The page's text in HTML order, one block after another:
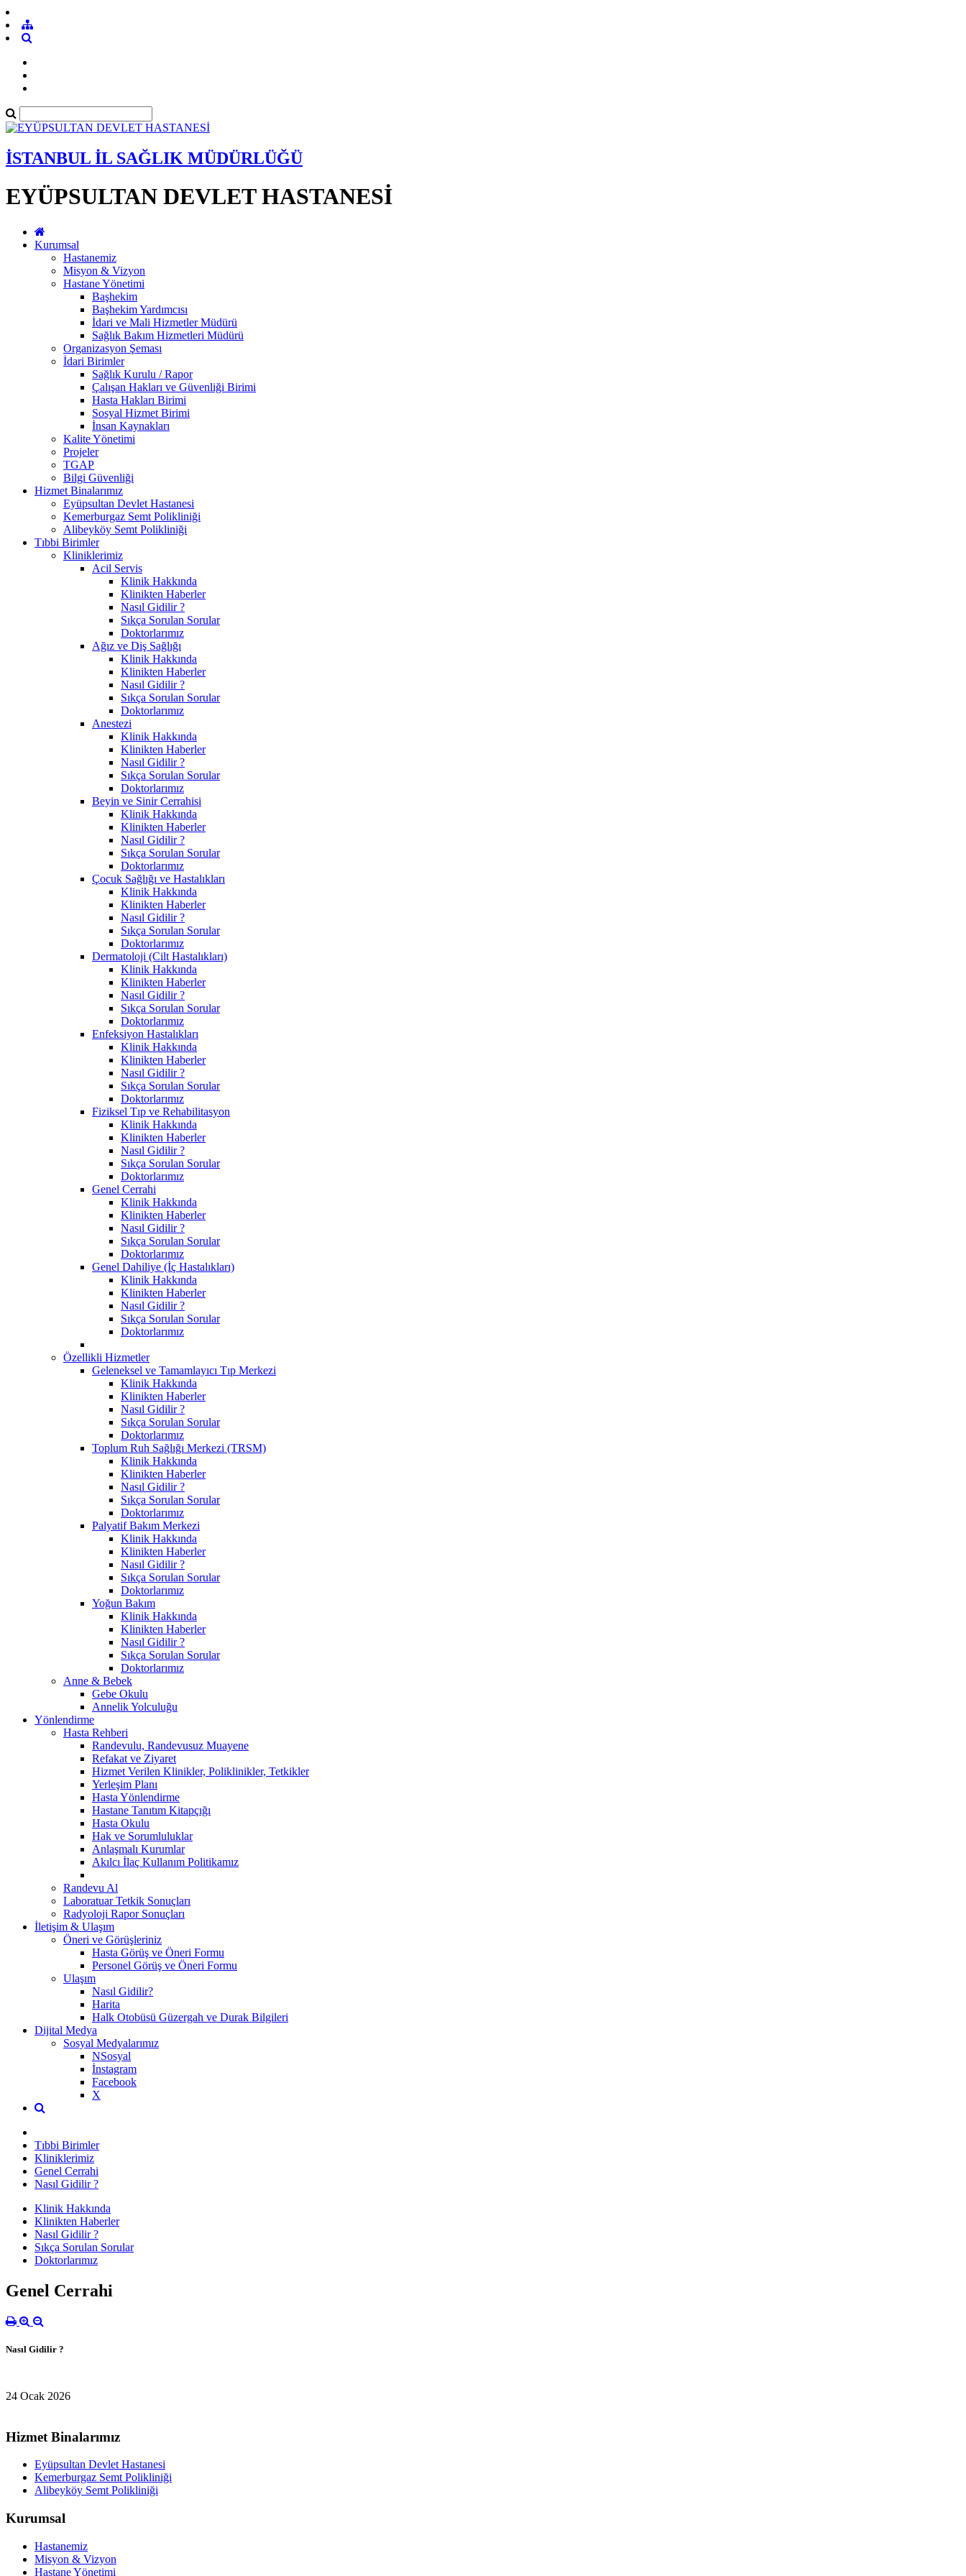
İSTANBUL İL SAĞLIK MÜDÜRLÜĞÜ
EYÜPSULTAN DEVLET HASTANESİ
Kurumsal
Hastanemiz
Misyon & Vizyon
Hastane Yönetimi
Başhekim
Başhekim Yardımcısı
İdari ve Mali Hizmetler Müdürü
Sağlık Bakım Hizmetleri Müdürü
Organizasyon Şeması
İdari Birimler
Sağlık Kurulu / Rapor
Çalışan Hakları ve Güvenliği Birimi
Hasta Hakları Birimi
Sosyal Hizmet Birimi
İnsan Kaynakları
Kalite Yönetimi
Projeler
TGAP
Bilgi Güvenliği
Hizmet Binalarımız
Eyüpsultan Devlet Hastanesi
Kemerburgaz Semt Polikliniği
Alibeyköy Semt Polikliniği
Tıbbi Birimler
Kliniklerimiz
Acil Servis
Klinik Hakkında
Klinikten Haberler
Nasıl Gidilir ?
Sıkça Sorulan Sorular
Doktorlarımız
Ağız ve Diş Sağlığı
Klinik Hakkında
Klinikten Haberler
Nasıl Gidilir ?
Sıkça Sorulan Sorular
Doktorlarımız
Anestezi
Klinik Hakkında
Klinikten Haberler
Nasıl Gidilir ?
Sıkça Sorulan Sorular
Doktorlarımız
Beyin ve Sinir Cerrahisi
Klinik Hakkında
Klinikten Haberler
Nasıl Gidilir ?
Sıkça Sorulan Sorular
Doktorlarımız
Çocuk Sağlığı ve Hastalıkları
Klinik Hakkında
Klinikten Haberler
Nasıl Gidilir ?
Sıkça Sorulan Sorular
Doktorlarımız
Dermatoloji (Cilt Hastalıkları)
Klinik Hakkında
Klinikten Haberler
Nasıl Gidilir ?
Sıkça Sorulan Sorular
Doktorlarımız
Enfeksiyon Hastalıkları
Klinik Hakkında
Klinikten Haberler
Nasıl Gidilir ?
Sıkça Sorulan Sorular
Doktorlarımız
Fiziksel Tıp ve Rehabilitasyon
Klinik Hakkında
Klinikten Haberler
Nasıl Gidilir ?
Sıkça Sorulan Sorular
Doktorlarımız
Genel Cerrahi
Klinik Hakkında
Klinikten Haberler
Nasıl Gidilir ?
Sıkça Sorulan Sorular
Doktorlarımız
Genel Dahiliye (İç Hastalıkları)
Klinik Hakkında
Klinikten Haberler
Nasıl Gidilir ?
Sıkça Sorulan Sorular
Doktorlarımız
Özellikli Hizmetler
Geleneksel ve Tamamlayıcı Tıp Merkezi
Klinik Hakkında
Klinikten Haberler
Nasıl Gidilir ?
Sıkça Sorulan Sorular
Doktorlarımız
Toplum Ruh Sağlığı Merkezi (TRSM)
Klinik Hakkında
Klinikten Haberler
Nasıl Gidilir ?
Sıkça Sorulan Sorular
Doktorlarımız
Palyatif Bakım Merkezi
Klinik Hakkında
Klinikten Haberler
Nasıl Gidilir ?
Sıkça Sorulan Sorular
Doktorlarımız
Yoğun Bakım
Klinik Hakkında
Klinikten Haberler
Nasıl Gidilir ?
Sıkça Sorulan Sorular
Doktorlarımız
Anne & Bebek
Gebe Okulu
Annelik Yolculuğu
Yönlendirme
Hasta Rehberi
Randevulu, Randevusuz Muayene
Refakat ve Ziyaret
Hizmet Verilen Klinikler, Poliklinikler, Tetkikler
Yerleşim Planı
Hasta Yönlendirme
Hastane Tanıtım Kitapçığı
Hasta Okulu
Hak ve Sorumluluklar
Anlaşmalı Kurumlar
Akılcı İlaç Kullanım Politikamız
Randevu Al
Laboratuar Tetkik Sonuçları
Radyoloji Rapor Sonuçları
İletişim & Ulaşım
Öneri ve Görüşleriniz
Hasta Görüş ve Öneri Formu
Personel Görüş ve Öneri Formu
Ulaşım
Nasıl Gidilir?
Harita
Halk Otobüsü Güzergah ve Durak Bilgileri
Dijital Medya
Sosyal Medyalarımız
NSosyal
İnstagram
Facebook
X
Tıbbi Birimler
Kliniklerimiz
Genel Cerrahi
Nasıl Gidilir ?
Klinik Hakkında
Klinikten Haberler
Nasıl Gidilir ?
Sıkça Sorulan Sorular
Doktorlarımız
Genel Cerrahi
Nasıl Gidilir ?
24 Ocak 2026
Hizmet Binalarımız
Eyüpsultan Devlet Hastanesi
Kemerburgaz Semt Polikliniği
Alibeyköy Semt Polikliniği
Kurumsal
Hastanemiz
Misyon & Vizyon
Hastane Yönetimi